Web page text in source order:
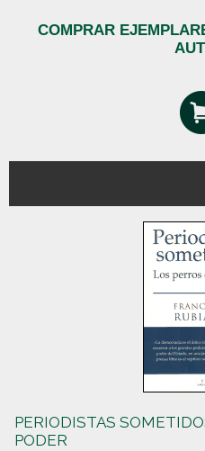
COMPRAR
PERIODISTAS
PODER